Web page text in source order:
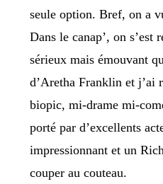
seule option. Bref, on a
Dans le canap’, on s’est
sérieux mais émouvant
d’Aretha Franklin et j’ai
biopic, mi-drame mi-
porté par d’excellents
impressionnant et un
couper au couteau.